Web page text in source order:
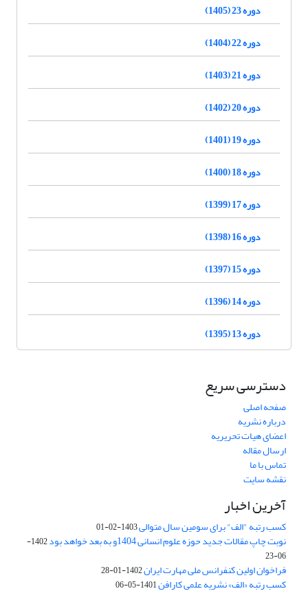
دوره 23 (1405)
دوره 22 (1404)
دوره 21 (1403)
دوره 20 (1402)
دوره 19 (1401)
دوره 18 (1400)
دوره 17 (1399)
دوره 16 (1398)
دوره 15 (1397)
دوره 14 (1396)
دوره 13 (1395)
دسترسی سریع
صفحه اصلی
درباره نشریه
اعضای هیات تحریریه
ارسال مقاله
تماس با ما
نقشه سایت
آخرین اخبار
کسب رتبه "الف" برای سومین سال متوالی1403-02-01
نوبت چاپ مقالات جدید حوزه علوم انسانی 1404و به بعد خواهد بود
1402-
06-23
فراخوان اولین کنفرانس ملی مهارت ایران1402-01-28
کسب رتبه «الف» نشریه علمی کارافن1401-05-06